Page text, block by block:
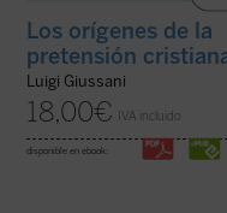
Los orígenes de la
pretensión
Luigi Giussani
18,00€ IVA incluido
disponible en ebook: